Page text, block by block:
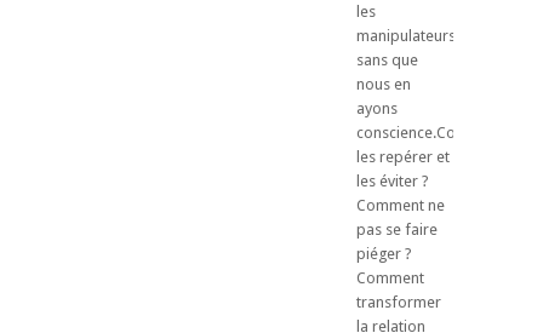
les
manipulateurs,
sans que
nous en
ayons
conscience.Comment
les repérer et
les éviter ?
Comment ne
pas se faire
piéger ?
Comment
transformer
la relation